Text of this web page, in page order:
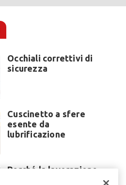
Occhiali correttivi di
sicurezza
Cuscinetto a sfere
esente da
lubrificazione
Perché la lavorazione